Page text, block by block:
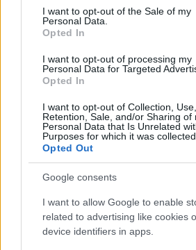
consent section.
I want to opt-out of the Sale of my
Personal Data.
Opted In
I want to opt-out of processing my
Personal Data for Targeted
Opted In
I want to opt-out of Collection, Use,
Retention, Sale, and/or Sharing of
Personal Data that Is Unrelated
Purposes for which it was collected.
Opted Out
Google consents
I want to allow Google to enable
related to advertising like cookies
device identifiers in apps.
Recompensa de 1 Bitcoin vai
que quebrou chave ECC de 15
Um teste público quebrou uma chave de ECC
quântico na nuvem, ganhando 1 Bitcoin e
Susanna Riva · 24 abr 2026